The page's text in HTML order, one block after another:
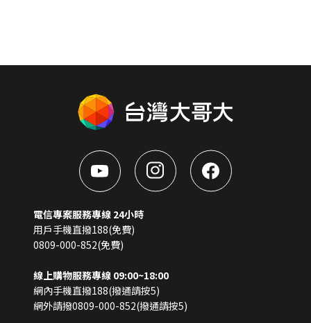
電信專案服務專線 24小時
用戶手機直撥188(免費)
0809-000-852(免費)
線上購物服務專線 09:00~18:00
網內手機直撥188(撥通請按5)
網外請撥0809-000-852(撥通請按5)